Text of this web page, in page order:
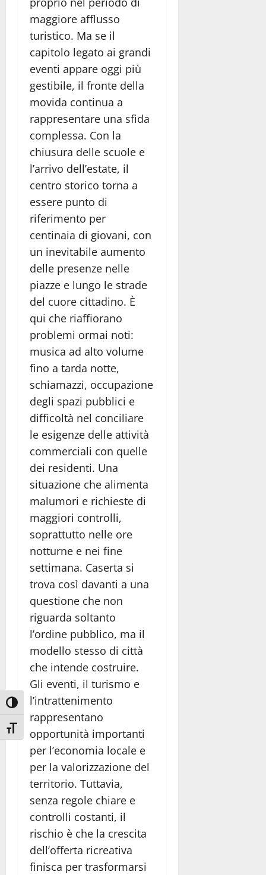
Attiva/disattiva alto contrasto
Attiva/disattiva dimensione testo
maggiore afflusso
turistico. Ma se il
capitolo legato ai grandi
eventi appare oggi più
gestibile, il fronte della
movida continua a
rappresentare una sfida
complessa. Con la
chiusura delle scuole e
l’arrivo dell’estate, il
centro storico torna a
essere punto di
riferimento per
centinaia di giovani, con
un inevitabile aumento
delle presenze nelle
piazze e lungo le strade
del cuore cittadino. È
qui che riaffiorano
problemi ormai noti:
musica ad alto volume
fino a tarda notte,
schiamazzi, occupazione
degli spazi pubblici e
difficoltà nel conciliare
le esigenze delle attività
commerciali con quelle
dei residenti. Una
situazione che alimenta
malumori e richieste di
maggiori controlli,
soprattutto nelle ore
notturne e nei fine
settimana. Caserta si
trova così davanti a una
questione che non
riguarda soltanto
l’ordine pubblico, ma il
modello stesso di città
che intende costruire.
Gli eventi, il turismo e
l’intrattenimento
rappresentano
opportunità importanti
per l’economia locale e
per la valorizzazione del
territorio. Tuttavia,
senza regole chiare e
controlli costanti, il
rischio è che la crescita
dell’offerta ricreativa
finisca per trasformarsi